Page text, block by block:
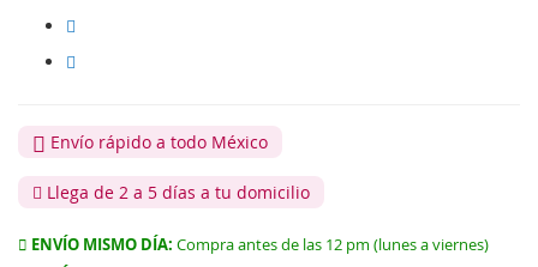
Envío rápido a todo México
Llega de 2 a 5 días a tu domicilio
ENVÍO MISMO DÍA: Compra antes de las 12 pm (lunes a viernes)